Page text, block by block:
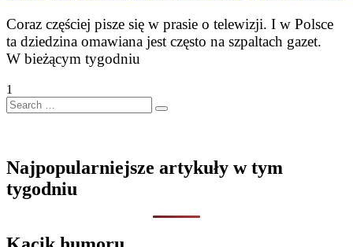
Coraz częściej pisze się w prasie o telewizji. I w Polsce
ta dziedzina omawiana jest często na szpaltach gazet.
W bieżącym tygodniu
1
Search
…
Najpopularniejsze artykuły w tym
tygodniu